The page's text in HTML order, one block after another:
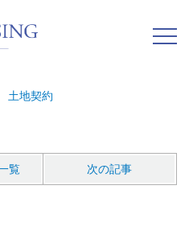
土地契約
覧 次の記事